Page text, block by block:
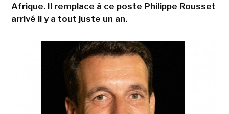
Afrique. Il remplace à ce poste Philippe Rousset
arrivé il y a tout juste un an.